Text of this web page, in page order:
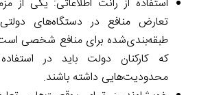
تعارض منافع در دستگاه‌‌های دولتی
طبقه‌بندی‌شده برای منافع شخصی
که کارکنان دولت باید در
محدودیت‌‌هایی داشته باشند.